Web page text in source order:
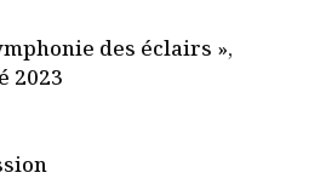
des éclairs »,
2023